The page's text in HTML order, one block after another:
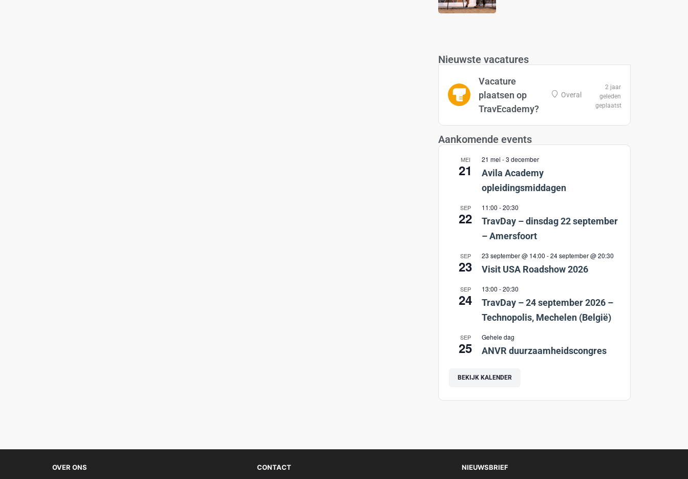
Nieuwste vacatures
Vacature
plaatsen op
TravEcademy?
Overal
2 jaar
geleden
geplaatst
Aankomende events
MEI
21
21 mei -3 december
Avila Academy
opleidingsmiddagen
SEP
22
11:00 -20:30
TravDay – dinsdag 22 september
– Amersfoort
SEP
23
23 september @ 14:00 -24 september @ 20:30
Visit USA Roadshow 2026
SEP
24
13:00 -20:30
TravDay – 24 september 2026 –
Technopolis, Mechelen (België)
SEP
25
Gehele dag
ANVR duurzaamheidscongres
BEKIJK KALENDER
OVER ONS CONTACT NIEUWSBRIEF